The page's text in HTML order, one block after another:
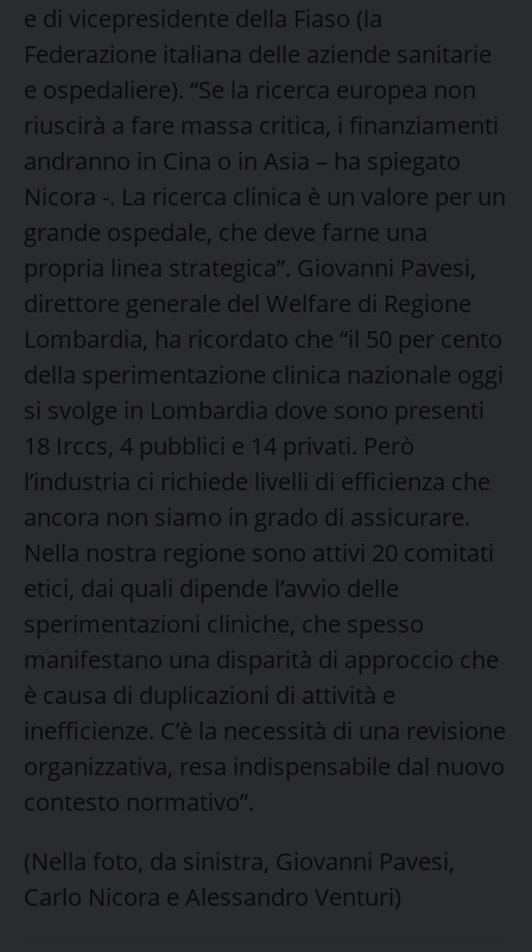
e di vicepresidente della Fiaso (la
Federazione italiana delle aziende sanitarie
e ospedaliere). “Se la ricerca europea non
riuscirà a fare massa critica, i finanziamenti
andranno in Cina o in Asia – ha spiegato
Nicora -. La ricerca clinica è un valore per un
grande ospedale, che deve farne una
propria linea strategica”. Giovanni Pavesi,
direttore generale del Welfare di Regione
Lombardia, ha ricordato che “il 50 per cento
della sperimentazione clinica nazionale oggi
si svolge in Lombardia dove sono presenti
18 Irccs, 4 pubblici e 14 privati. Però
l’industria ci richiede livelli di efficienza che
ancora non siamo in grado di assicurare.
Nella nostra regione sono attivi 20 comitati
etici, dai quali dipende l’avvio delle
sperimentazioni cliniche, che spesso
manifestano una disparità di approccio che
è causa di duplicazioni di attività e
inefficienze. C’è la necessità di una revisione
organizzativa, resa indispensabile dal nuovo
contesto normativo”.
(Nella foto, da sinistra, Giovanni Pavesi,
Carlo Nicora e Alessandro Venturi)